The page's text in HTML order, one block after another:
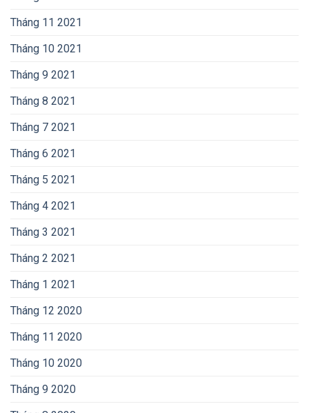
Tháng 11 2021
Tháng 10 2021
Tháng 9 2021
Tháng 8 2021
Tháng 7 2021
Tháng 6 2021
Tháng 5 2021
Tháng 4 2021
Tháng 3 2021
Tháng 2 2021
Tháng 1 2021
Tháng 12 2020
Tháng 11 2020
Tháng 10 2020
Tháng 9 2020